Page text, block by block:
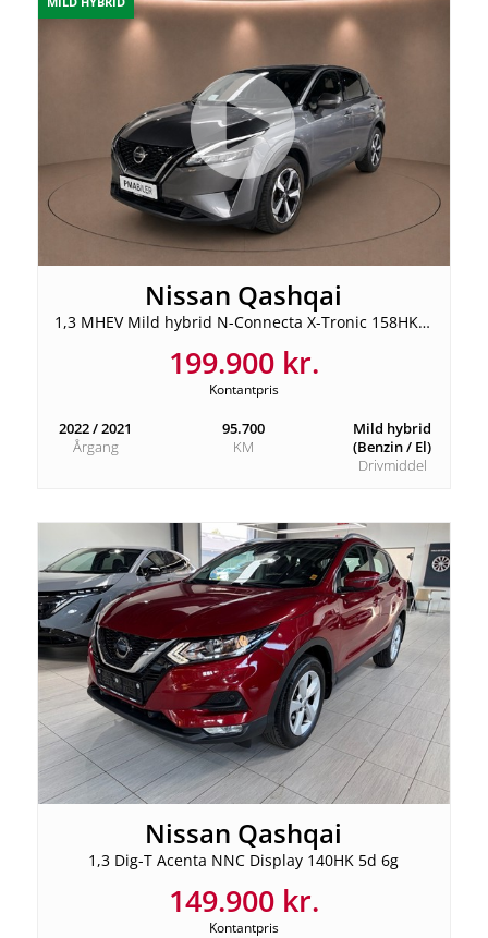
Nissan Qashqai
1,3 MHEV Mild hybrid N-Connecta X-Tronic 158HK 5d 7g Aut.
199.900 kr.
Kontantpris
2022 / 2021
Årgang
95.700
KM
Mild hybrid
(Benzin / El)
Drivmiddel
Nissan Qashqai
1,3 Dig-T Acenta NNC Display 140HK 5d 6g
149.900 kr.
Kontantpris